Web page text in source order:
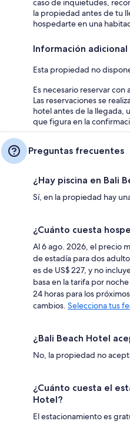
la propiedad antes de tu
hospedarte en una
Información adicional
Esta propiedad no
Es necesario reservar con
Las reservaciones se
hotel antes de la llegada,
que figura en la
Preguntas frecuentes
¿Hay piscina en Bali
Sí, en la propiedad hay
¿Cuánto cuesta
Al 6 ago. 2026, el precio
de estadía para dos
es de US$ 227, y no
basa en la tarifa por
24 horas para los
cambios. Selecciona tus
¿Bali Beach Hotel
No, la propiedad no
¿Cuánto cuesta el
Hotel?
El estacionamiento es